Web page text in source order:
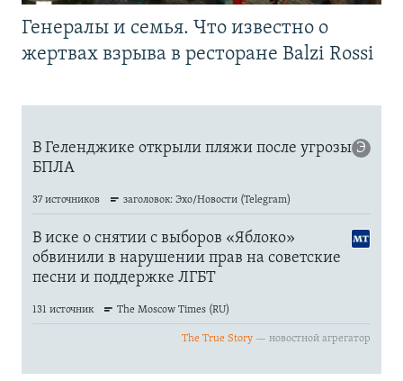
Генералы и семья. Что известно о
жертвах взрыва в ресторане Balzi Rossi